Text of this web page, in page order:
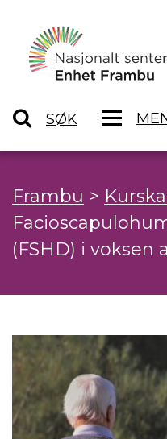
SØK
Frambu >
(FSHD) i voksen